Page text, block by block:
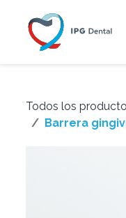
Todos los
Barrera